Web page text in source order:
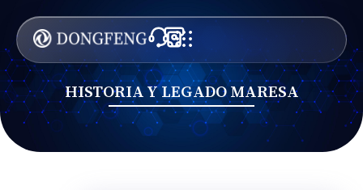
HISTORIA Y LEGADO MARESA